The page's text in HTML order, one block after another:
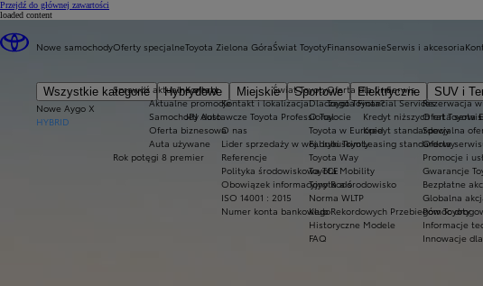
Przejdź do głównej zawartości
Nowe samochody
Wszystkie kategorie Hybrydowe Miejskie Sportowe Elektryczne SUV i
Nowe Aygo X
HYBRID
Oferty specjalne
Sprawdź aktualne oferty
Aktualne promocje
Samochody dostawcze Toyota Professional
Oferta biznesowa
Auta używane
Rok potęgi 8 premier
Toyota Zielona Góra
Kontakt
Kontakt i lokalizacja
JPJ Auto
O nas
Lider sprzedaży w woj. lubuskim
Referencje
Polityka środowiskowa TCE
Obowiązek informacyjny Rodo
ISO 14001 : 2015
Numer konta bankowego
Świat Toyoty
Świat Toyoty
Dlaczego Toyota?
O Toyocie
Toyota w Europie
Fabryki Toyoty
Toyota Way
Toyota Mobility
Toyota a środowisko
Norma WLTP
Klub Rekordowych Przebiegów Toyoty
Historyczne Modele
FAQ
Finansowanie
Oferta dla firm
Toyota Financial Services
Kredyt niższych rat Toyota
Kredyt standardowy
Leasing standardowy
Serwis i akcesoria
Serwis
Rezerwacja
Oferta
Specjalna
Oferta
Promocje i
Gwarancje
Bezpłatne
Globalna
Pomoc
Informacje
Innowacje
loaded content